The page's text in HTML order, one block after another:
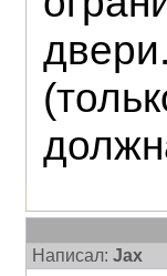
Написал: Jax